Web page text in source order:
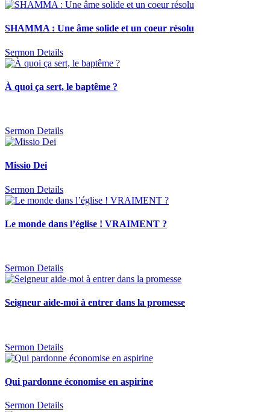
SHAMMA : Une âme solide et un coeur résolu
Sermon Details
À quoi ça sert, le baptême ?
Sermon Details
Missio Dei
Sermon Details
Le monde dans l’église ! VRAIMENT ?
Sermon Details
Seigneur aide-moi à entrer dans la promesse
Sermon Details
Qui pardonne économise en aspirine
Sermon Details